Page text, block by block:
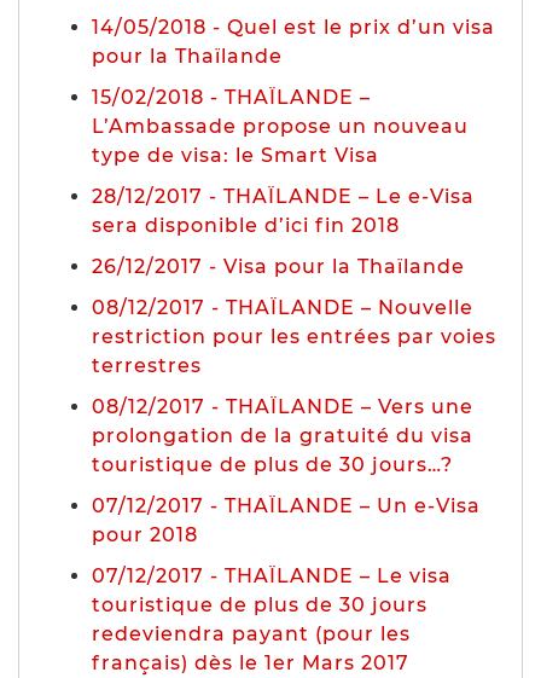
14/05/2018 - Quel est le prix d’un visa
pour la Thaïlande
15/02/2018 - THAÏLANDE –
L’Ambassade propose un nouveau
type de visa: le Smart Visa
28/12/2017 - THAÏLANDE – Le e-Visa
sera disponible d’ici fin 2018
26/12/2017 - Visa pour la Thaïlande
08/12/2017 - THAÏLANDE – Nouvelle
restriction pour les entrées par voies
terrestres
08/12/2017 - THAÏLANDE – Vers une
prolongation de la gratuité du visa
touristique de plus de 30 jours…?
07/12/2017 - THAÏLANDE – Un e-Visa
pour 2018
07/12/2017 - THAÏLANDE – Le visa
touristique de plus de 30 jours
redeviendra payant (pour les
français) dès le 1er Mars 2017